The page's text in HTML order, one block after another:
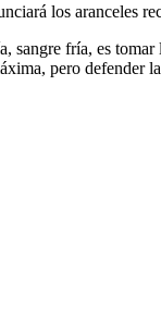
los aranceles
fría, es
pero defender